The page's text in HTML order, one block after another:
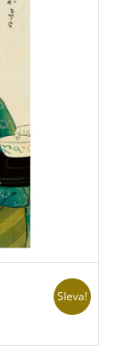
Sleva!